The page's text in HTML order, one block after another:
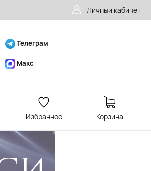
Личный кабинет
Телеграм
Макс
Избранное Корзина